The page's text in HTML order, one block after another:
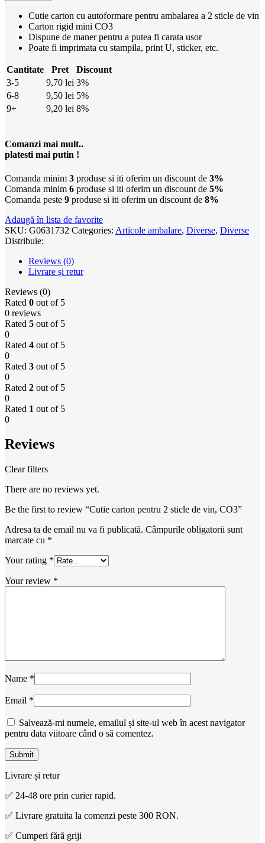
Cutie carton cu autoformare pentru ambalarea a 2 sticle de vin
Carton rigid mini CO3
Dispune de maner pentru a putea fi carata usor
Poate fi imprimata cu stampila, print U, sticker, etc.
Cantitate Pret
Discount
3-5
9,70 lei 3%
6-8
9,50 lei 5%
9+
9,20 lei 8%
Comanzi mai mult..
platesti mai putin !
Comanda minim 3 produse si iti oferim un discount de 3%
Comanda minim 6 produse si iti oferim un discount de 5%
Comanda peste 9 produse si iti oferim un discount de 8%
Adaugă în lista de favorite
SKU: G0631732 Categories: Articole ambalare, Diverse, Diverse
Distribuie:
Reviews (0)
Livrare și retur
Reviews (0)
Rated 0 out of 5
0 reviews
Rated 5 out of 5
0
Rated 4 out of 5
0
Rated 3 out of 5
0
Rated 2 out of 5
0
Rated 1 out of 5
0
Reviews
Clear filters
There are no reviews yet.
Be the first to review “Cutie carton pentru 2 sticle de vin, CO3”
Adresa ta de email nu va fi publicată. Câmpurile obligatorii sunt
marcate cu *
Your rating *
Your review *
Name *
Email *
Salvează-mi numele, emailul și site-ul web în acest navigator
pentru data viitoare când o să comentez.
Livrare și retur
✅ 24-48 ore prin curier rapid.
✅ Livrare gratuita la comenzi peste 300 RON.
✅ Cumperi fără griji